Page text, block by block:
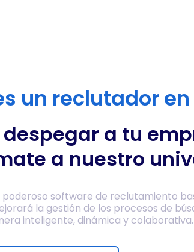
un reclutador
despegar a tu
a nuestro
poderoso software de reclutamiento
la gestión de los procesos de
inteligente, dinámica y colaborativa.